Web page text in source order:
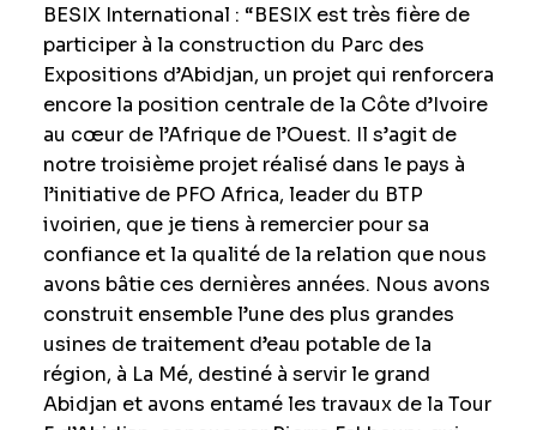
BESIX International : “BESIX est très fière de
participer à la construction du Parc des
Expositions d’Abidjan, un projet qui renforcera
encore la position centrale de la Côte d’Ivoire
au cœur de l’Afrique de l’Ouest. Il s’agit de
notre troisième projet réalisé dans le pays à
l’initiative de PFO Africa, leader du BTP
ivoirien, que je tiens à remercier pour sa
confiance et la qualité de la relation que nous
avons bâtie ces dernières années. Nous avons
construit ensemble l’une des plus grandes
usines de traitement d’eau potable de la
région, à La Mé, destiné à servir le grand
Abidjan et avons entamé les travaux de la Tour